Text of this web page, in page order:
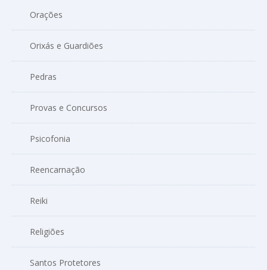
Orações
Orixás e Guardiões
Pedras
Provas e Concursos
Psicofonia
Reencarnação
Reiki
Religiões
Santos Protetores